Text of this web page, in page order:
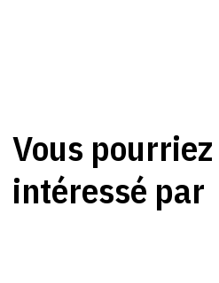
Vous
intéressé par